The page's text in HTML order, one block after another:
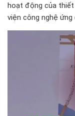
hoạt động của thiết
viện công nghệ